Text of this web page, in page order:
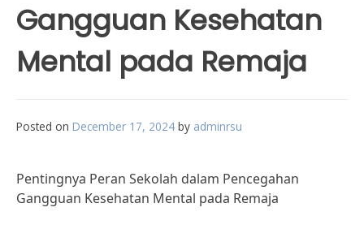
Gangguan Kesehatan
Mental pada Remaja
Posted on December 17, 2024 by adminrsu
Pentingnya Peran Sekolah dalam Pencegahan
Gangguan Kesehatan Mental pada Remaja